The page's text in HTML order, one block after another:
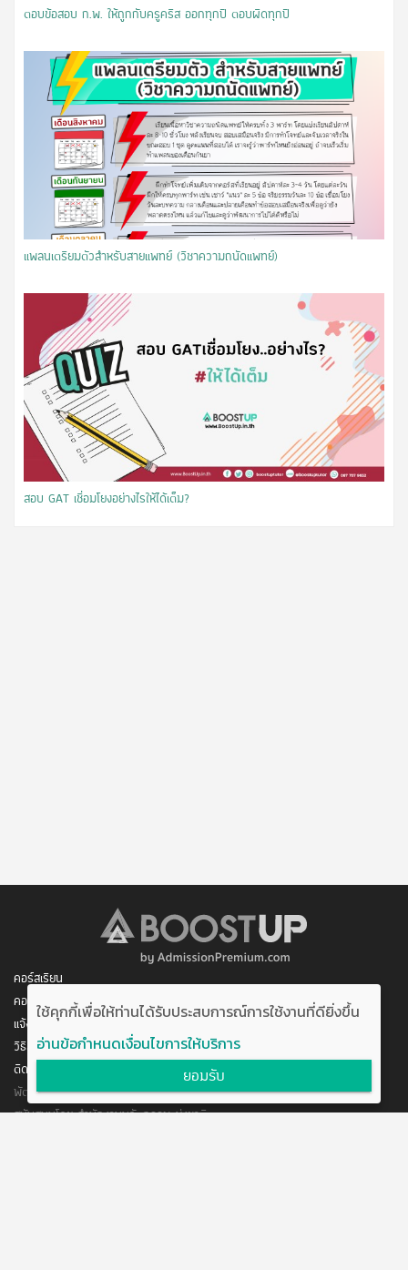
ตอบข้อสอบ ก.พ. ให้ถูกกับครูคริส ออกทุกปี ตอบผิดทุกปี
แพลนเตรียมตัวสำหรับสายแพทย์ (วิชาความถนัดแพทย์)
สอบ GAT เชื่อมโยงอย่างไรให้ได้เต็ม?
คอร์สเรียน
คอร์สของฉัน
แจ้งการชำระเงิน
วิธีสมัคร/ชำระเงิน
ติดต่อเรา
พัฒนาโดย บริษัท อัพบีน จำกัด
สนับสนุนโดย สำนักงานนวัตกรรมแห่งชาติ
ใช้คุกกี้เพื่อให้ท่านได้รับประสบการณ์การใช้งานที่ดียิ่งขึ้น
อ่านข้อกำหนดเงื่อนไขการให้บริการ
ยอมรับ